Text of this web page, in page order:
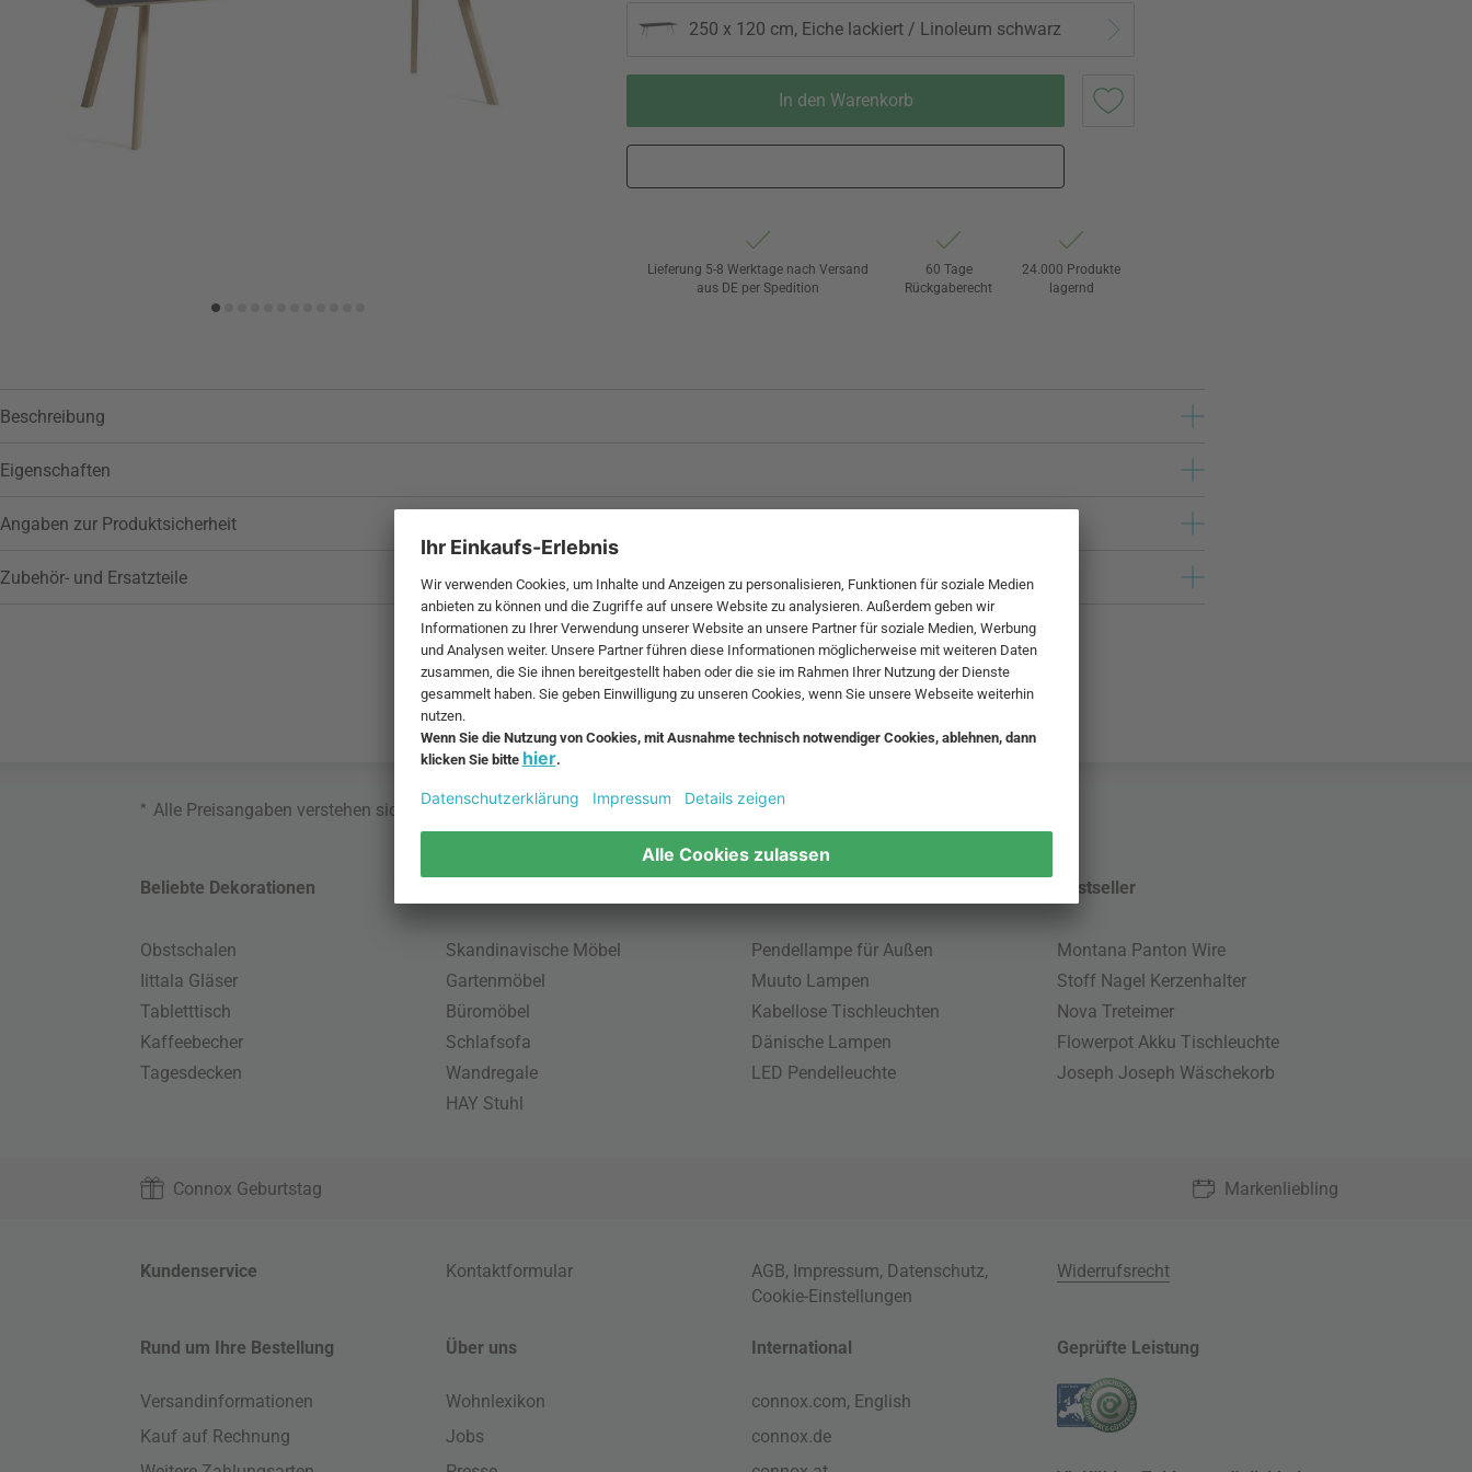
250 x 120 cm, Eiche lackiert / Linoleum schwarz
In den Warenkorb
Wunschliste hinzufügen
Lieferung 5-8 Werktage nach Versand
aus DE per Spedition
60 Tage
Rückgaberecht
24.000 Produkte
lagernd
Beschreibung
Eigenschaften
Angaben zur Produktsicherheit
Zubehör- und Ersatzteile
* Alle Preisangaben verstehen sich inklusive MwSt. und zzgl.Versandkosten.
Beliebte Dekorationen
Obstschalen
Iittala Gläser
Tabletttisch
Kaffeebecher
Tagesdecken
Skandinavische Möbel
Gartenmöbel
Büromöbel
Schlafsofa
Wandregale
HAY Stuhl
Pendellampe für Außen
Muuto Lampen
Kabellose Tischleuchten
Dänische Lampen
LED Pendelleuchte
Bestseller
Montana Panton Wire
Stoff Nagel Kerzenhalter
Nova Treteimer
Flowerpot Akku Tischleuchte
Joseph Joseph Wäschekorb
Connox Geburtstag Markenliebling
Kundenservice Kontaktformular AGB, Impressum, Datenschutz,
Cookie-Einstellungen
Widerrufsrecht
Rund um Ihre Bestellung
Versandinformationen
Kauf auf Rechnung
Über uns
Wohnlexikon
Jobs
International
connox.com, English
connox.de
Geprüfte Leistung